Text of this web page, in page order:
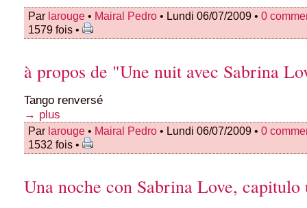
Par larouge • Mairal Pedro • Lundi 06/07/2009 • 0
1579 fois •
à propos de "Une nuit avec Sabrina
Tango renversé
→ plus
Par larouge • Mairal Pedro • Lundi 06/07/2009 • 0
1532 fois •
Una noche con Sabrina Love, capitulo